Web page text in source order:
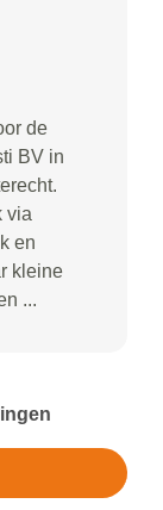
de
BV in
via
en
kleine
...